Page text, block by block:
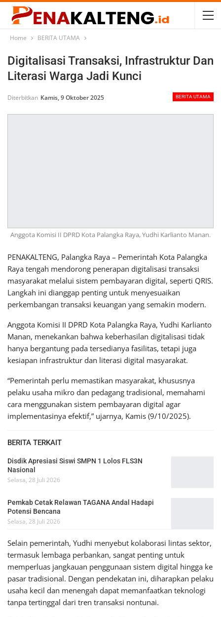
Home BERITA UTAMA
Digitalisasi Transaksi, Infrastruktur Dan
Literasi Warga Jadi Kunci
BERITA UTAMA
Diterbitkan Kamis, 9 Oktober 2025
Anggota Komisi II DPRD Kota Palangka Raya, Yudhi Karlianto Manan.
PENAKALTENG, Palangka Raya – Pemerintah Kota Palangka
Raya tengah mendorong penerapan digitalisasi transaksi
masyarakat melalui sistem pembayaran digital, seperti QRIS.
Langkah ini dianggap penting untuk menyesuaikan
perkembangan transaksi keuangan yang semakin modern.
Anggota Komisi II DPRD Kota Palangka Raya, Yudhi Karlianto
Manan, menekankan bahwa keberhasilan digitalisasi tidak
hanya bergantung pada tersedianya fasilitas, tetapi juga
kesiapan infrastruktur dan literasi digital masyarakat.
“Pemerintah perlu memastikan masyarakat, khususnya
pelaku usaha mikro dan pedagang tradisional, memahami
cara menggunakan sistem pembayaran digital agar
implementasinya efektif,” ujarnya, Kamis (9/10/2025).
BERITA TERKAIT
Disdik Apresiasi Siswi SMPN 1 Lolos FLS3N
Nasional
Selasa, 28 Juli 2026
Pemkab Cetak Relawan TAGANA Andal Hadapi
Potensi Bencana
Selasa, 28 Juli 2026
Selain pemerintah, Yudhi menyebut kolaborasi lintas sektor,
termasuk lembaga perbankan, sangat penting untuk
memperluas jangkauan penggunaan sistem digital hingga ke
pasar tradisional. Dengan pendekatan ini, diharapkan pelaku
usaha kecil dan menengah dapat memanfaatkan teknologi
tanpa tertinggal dari tren transaksi nontunai.